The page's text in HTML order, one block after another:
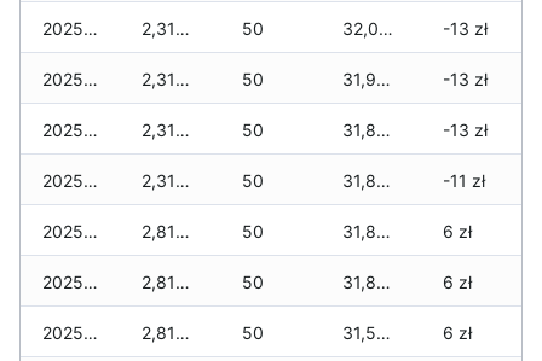
2025-12-26 2,310 zł 50 32,010 zł -13 zł
2025-12-25 2,310 zł 50 31,930 zł -13 zł
2025-12-24 2,310 zł 50 31,880 zł -13 zł
2025-12-23 2,310 zł 50 31,880 zł -11 zł
2025-12-22 2,810 zł 50 31,860 zł 6 zł
2025-12-21 2,810 zł 50 31,860 zł 6 zł
2025-12-20 2,810 zł 50 31,540 zł 6 zł